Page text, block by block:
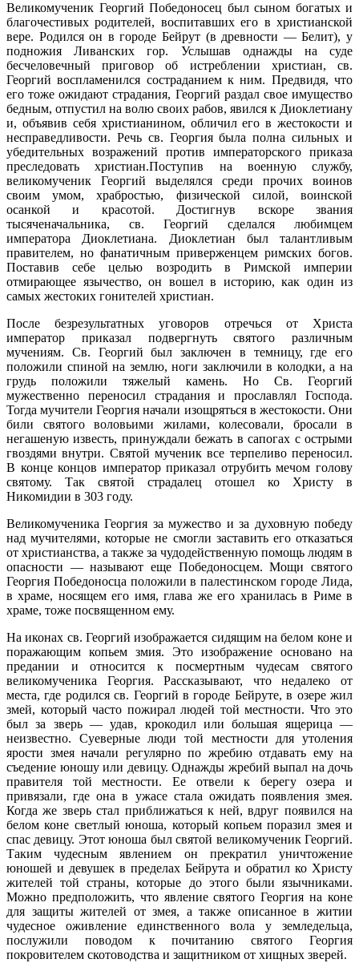
Великомученик Георгий Победоносец был сыном богатых и
благочестивых родителей, воспитавших его в христианской
вере. Родился он в городе Бейрут (в древности — Белит), у
подножия Ливанских гор. Услышав однажды на суде
бесчеловечный приговор об истреблении христиан, св.
Георгий воспламенился состраданием к ним. Предвидя, что
его тоже ожидают страдания, Георгий раздал свое имущество
бедным, отпустил на волю своих рабов, явился к Диоклетиану
и, объявив себя христианином, обличил его в жестокости и
несправедливости. Речь св. Георгия была полна сильных и
убедительных возражений против императорского приказа
преследовать христиан.Поступив на военную службу,
великомученик Георгий выделялся среди прочих воинов
своим умом, храбростью, физической силой, воинской
осанкой и красотой. Достигнув вскоре звания
тысяченачальника, св. Георгий сделался любимцем
императора Диоклетиана. Диоклетиан был талантливым
правителем, но фанатичным приверженцем римских богов.
Поставив себе целью возродить в Римской империи
отмирающее язычество, он вошел в историю, как один из
самых жестоких гонителей христиан.
После безрезультатных уговоров отречься от Христа
император приказал подвергнуть святого различным
мучениям. Св. Георгий был заключен в темницу, где его
положили спиной на землю, ноги заключили в колодки, а на
грудь положили тяжелый камень. Но Св. Георгий
мужественно переносил страдания и прославлял Господа.
Тогда мучители Георгия начали изощряться в жестокости. Они
били святого воловьими жилами, колесовали, бросали в
негашеную известь, принуждали бежать в сапогах с острыми
гвоздями внутри. Святой мученик все терпеливо переносил.
В конце концов император приказал отрубить мечом голову
святому. Так святой страдалец отошел ко Христу в
Никомидии в 303 году.
Великомученика Георгия за мужество и за духовную победу
над мучителями, которые не смогли заставить его отказаться
от христианства, а также за чудодейственную помощь людям в
опасности — называют еще Победоносцем. Мощи святого
Георгия Победоносца положили в палестинском городе Лида,
в храме, носящем его имя, глава же его хранилась в Риме в
храме, тоже посвященном ему.
На иконах св. Георгий изображается сидящим на белом коне и
поражающим копьем змия. Это изображение основано на
предании и относится к посмертным чудесам святого
великомученика Георгия. Рассказывают, что недалеко от
места, где родился св. Георгий в городе Бейруте, в озере жил
змей, который часто пожирал людей той местности. Что это
был за зверь — удав, крокодил или большая ящерица —
неизвестно. Суеверные люди той местности для утоления
ярости змея начали регулярно по жребию отдавать ему на
съедение юношу или девицу. Однажды жребий выпал на дочь
правителя той местности. Ее отвели к берегу озера и
привязали, где она в ужасе стала ожидать появления змея.
Когда же зверь стал приближаться к ней, вдруг появился на
белом коне светлый юноша, который копьем поразил змея и
спас девицу. Этот юноша был святой великомученик Георгий.
Таким чудесным явлением он прекратил уничтожение
юношей и девушек в пределах Бейрута и обратил ко Христу
жителей той страны, которые до этого были язычниками.
Можно предположить, что явление святого Георгия на коне
для защиты жителей от змея, а также описанное в житии
чудесное оживление единственного вола у земледельца,
послужили поводом к почитанию святого Георгия
покровителем скотоводства и защитником от хищных зверей.